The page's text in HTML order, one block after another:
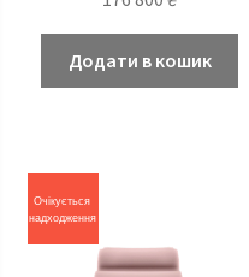
Додати в кошик
Очікується
надходження